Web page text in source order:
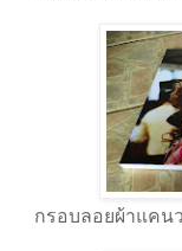
กรอบลอยผ้าแคน